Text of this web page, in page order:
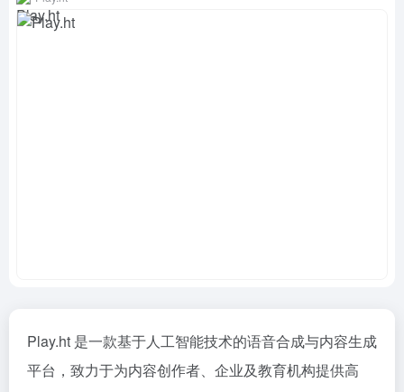
Play.ht 是一款基于人工智能技术的语音合成与内容生成
平台，致力于为内容创作者、企业及教育机构提供高